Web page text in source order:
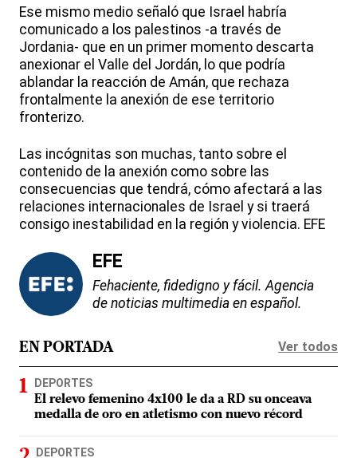
Ese mismo medio señaló que Israel habría
comunicado a los palestinos -a través de
Jordania- que en un primer momento descarta
anexionar el Valle del Jordán, lo que podría
ablandar la reacción de Amán, que rechaza
frontalmente la anexión de ese territorio
fronterizo.
Las incógnitas son muchas, tanto sobre el
contenido de la anexión como sobre las
consecuencias que tendrá, cómo afectará a las
relaciones internacionales de Israel y si traerá
consigo inestabilidad en la región y violencia. EFE
EFE
Fehaciente, fidedigno y fácil. Agencia
de noticias multimedia en español.
EN PORTADA Ver todos
DEPORTES
El relevo femenino 4x100 le da a RD su onceava
medalla de oro en atletismo con nuevo récord
DEPORTES